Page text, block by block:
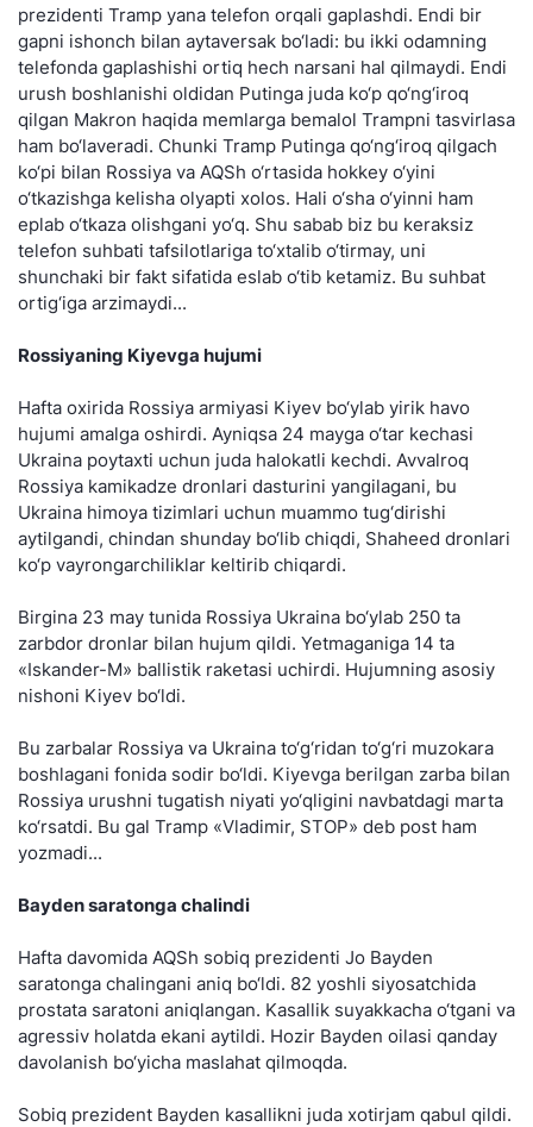
prezidenti Tramp yana telefon orqali gaplashdi. Endi bir
gapni ishonch bilan aytaversak bo‘ladi: bu ikki odamning
telefonda gaplashishi ortiq hech narsani hal qilmaydi. Endi
urush boshlanishi oldidan Putinga juda ko‘p qo‘ng‘iroq
qilgan Makron haqida memlarga bemalol Trampni tasvirlasa
ham bo‘laveradi. Chunki Tramp Putinga qo‘ng‘iroq qilgach
ko‘pi bilan Rossiya va AQSh o‘rtasida hokkey o‘yini
o‘tkazishga kelisha olyapti xolos. Hali o‘sha o‘yinni ham
eplab o‘tkaza olishgani yo‘q. Shu sabab biz bu keraksiz
telefon suhbati tafsilotlariga to‘xtalib o‘tirmay, uni
shunchaki bir fakt sifatida eslab o‘tib ketamiz. Bu suhbat
ortig‘iga arzimaydi...
Rossiyaning Kiyevga hujumi
Hafta oxirida Rossiya armiyasi Kiyev bo‘ylab yirik havo
hujumi amalga oshirdi. Ayniqsa 24 mayga o‘tar kechasi
Ukraina poytaxti uchun juda halokatli kechdi. Avvalroq
Rossiya kamikadze dronlari dasturini yangilagani, bu
Ukraina himoya tizimlari uchun muammo tug‘dirishi
aytilgandi, chindan shunday bo‘lib chiqdi, Shaheed dronlari
ko‘p vayrongarchiliklar keltirib chiqardi.
Birgina 23 may tunida Rossiya Ukraina bo‘ylab 250 ta
zarbdor dronlar bilan hujum qildi. Yetmaganiga 14 ta
«Iskander-M» ballistik raketasi uchirdi. Hujumning asosiy
nishoni Kiyev bo‘ldi.
Bu zarbalar Rossiya va Ukraina to‘g‘ridan to‘g‘ri muzokara
boshlagani fonida sodir bo‘ldi. Kiyevga berilgan zarba bilan
Rossiya urushni tugatish niyati yo‘qligini navbatdagi marta
ko‘rsatdi. Bu gal Tramp «Vladimir, STOP» deb post ham
yozmadi...
Bayden saratonga chalindi
Hafta davomida AQSh sobiq prezidenti Jo Bayden
saratonga chalingani aniq bo‘ldi. 82 yoshli siyosatchida
prostata saratoni aniqlangan. Kasallik suyakkacha o‘tgani va
agressiv holatda ekani aytildi. Hozir Bayden oilasi qanday
davolanish bo‘yicha maslahat qilmoqda.
Sobiq prezident Bayden kasallikni juda xotirjam qabul qildi.